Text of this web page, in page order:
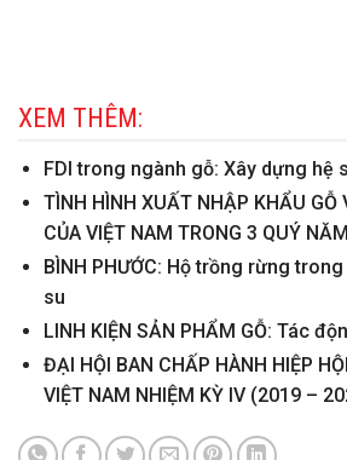
XEM THÊM:
FDI trong ngành gỗ: Xây dựng hệ
TÌNH HÌNH XUẤT NHẬP KHẨU GỖ
CỦA VIỆT NAM TRONG 3 QUÝ
BÌNH PHƯỚC: Hộ trồng rừng
su
LINH KIỆN SẢN PHẨM GỖ: Tác
ĐẠI HỘI BAN CHẤP HÀNH HIỆP
VIỆT NAM NHIỆM KỲ IV (2019 –